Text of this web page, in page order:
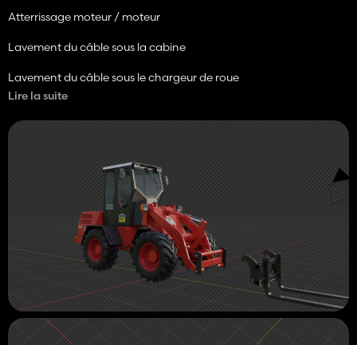
Atterrissage moteur / moteur
Lavement du câble sous la cabine
Lavement du câble sous le chargeur de roue
le devant lui pour ne pas mettre l'adaptateur adaptateur à la
dowload avec des enregistrements en euro)
Connexions avant pour l'hydraulique
Petites choses sur l'imbrimeur
Lire la suite